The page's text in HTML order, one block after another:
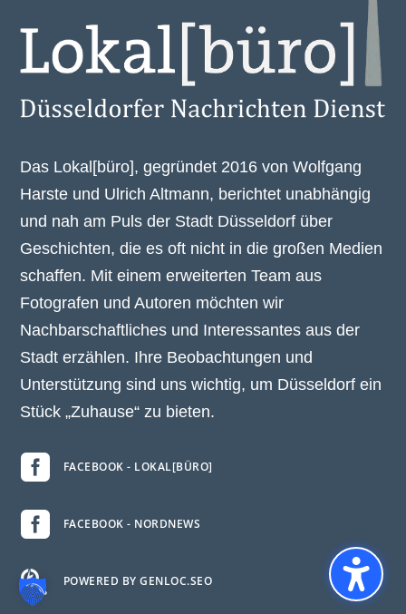
Das Lokal[büro], gegründet 2016 von Wolfgang
Harste und Ulrich Altmann, berichtet unabhängig
und nah am Puls der Stadt Düsseldorf über
Geschichten, die es oft nicht in die großen Medien
schaffen. Mit einem erweiterten Team aus
Fotografen und Autoren möchten wir
Nachbarschaftliches und Interessantes aus der
Stadt erzählen. Ihre Beobachtungen und
Unterstützung sind uns wichtig, um Düsseldorf ein
Stück „Zuhause“ zu bieten.
 FACEBOOK - LOKAL[BÜRO]
 FACEBOOK - NORDNEWS
 POWERED BY GENLOC.SEO